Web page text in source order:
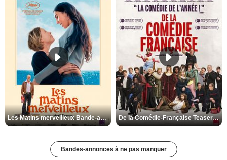
Les Matins merveilleux Bande-annonce VF De la Comédie-Française Teaser VF
Bandes-annonces à ne pas manquer